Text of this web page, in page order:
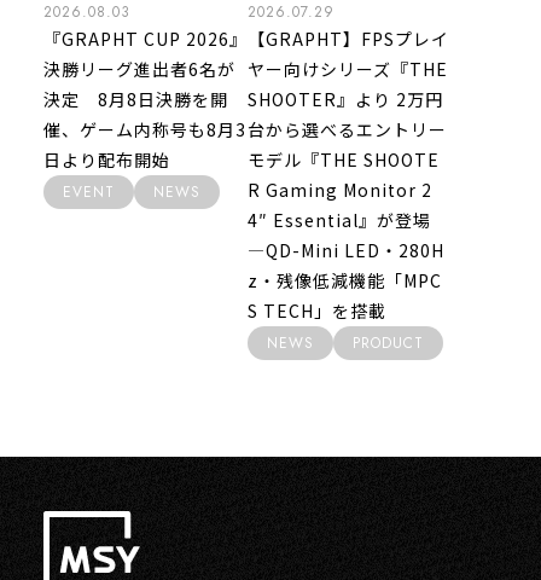
2026.08.03
『GRAPHT CUP 2026』
決勝リーグ進出者6名が
決定 8月8日決勝を開
催、ゲーム内称号も8月3
日より配布開始
EVENT NEWS
2026.07.29
【GRAPHT】FPSプレイ
ヤー向けシリーズ『THE
SHOOTER』より 2万円
台から選べるエントリー
モデル『THE SHOOTE
R Gaming Monitor 2
4″ Essential』が登場
―QD-Mini LED・280H
z・残像低減機能「MPC
S TECH」を搭載
NEWS PRODUCT